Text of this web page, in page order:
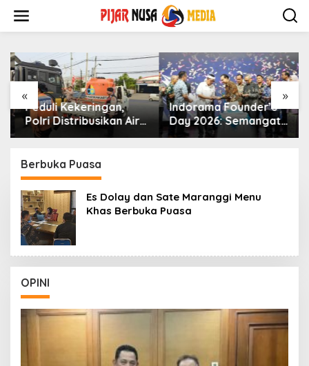
content
« »
Peduli Kekeringan,
Polri Distribusikan Air
Bersih di Kampung
Indorama Founder’s
Day 2026: Semangat
Kebersamaan dan
Berbuka Puasa
Es Dolay dan Sate Maranggi Menu
Khas Berbuka Puasa
OPINI